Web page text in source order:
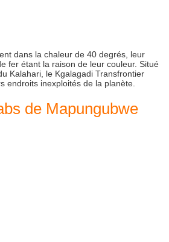
dans la chaleur de 40 degrés, leur
fer étant la raison de leur couleur. Situé
Kalahari, le Kgalagadi Transfrontier
endroits inexploités de la planète.
de Mapungubwe